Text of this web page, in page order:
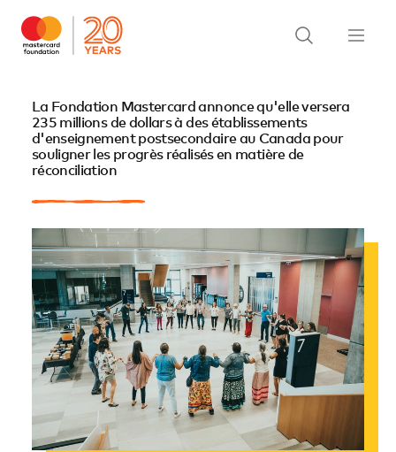
La Fondation Mastercard annonce qu'elle versera
235 millions de dollars à des établissements
d'enseignement postsecondaire au Canada pour
souligner les progrès réalisés en matière de
réconciliation